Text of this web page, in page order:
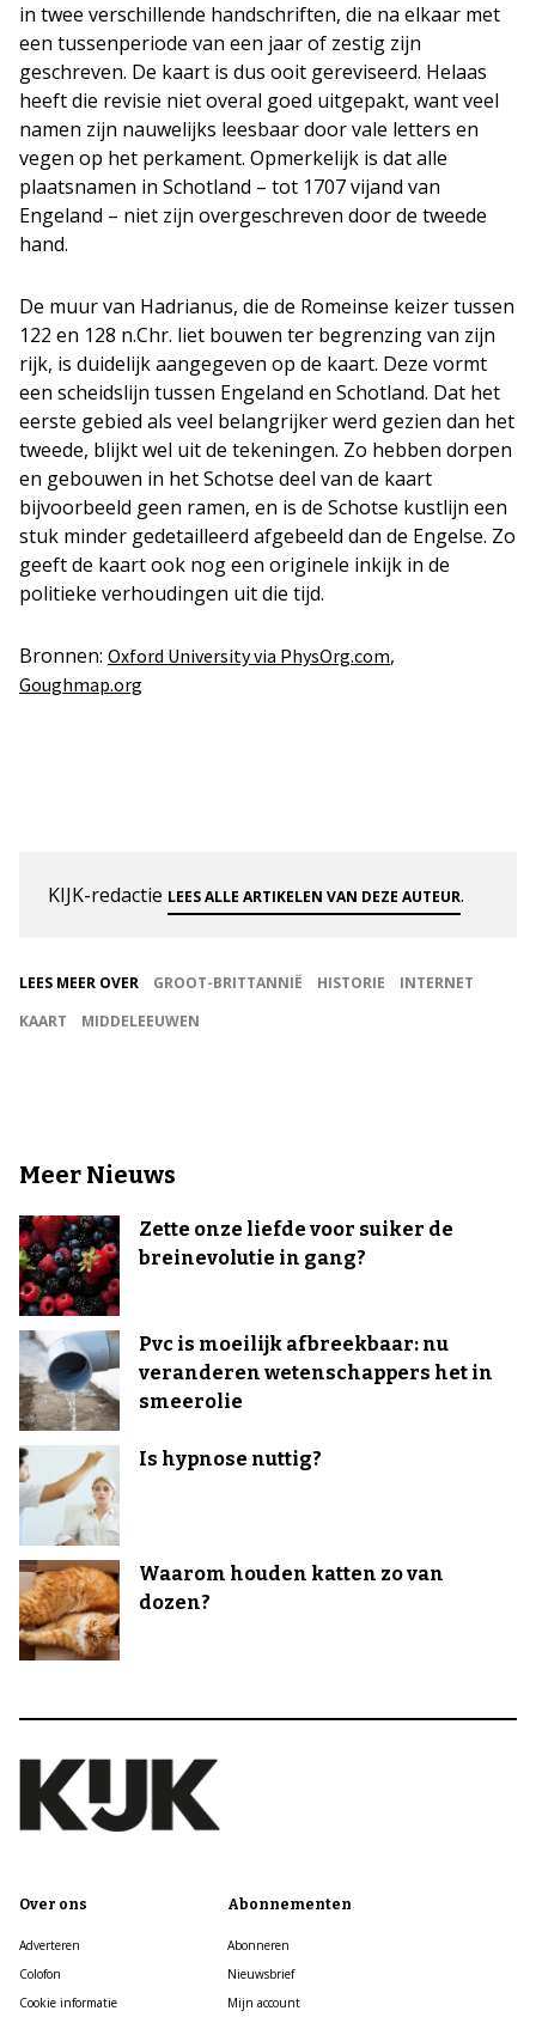
in twee verschillende handschriften, die na elkaar met
een tussenperiode van een jaar of zestig zijn
geschreven. De kaart is dus ooit gereviseerd. Helaas
heeft die revisie niet overal goed uitgepakt, want veel
namen zijn nauwelijks leesbaar door vale letters en
vegen op het perkament. Opmerkelijk is dat alle
plaatsnamen in Schotland – tot 1707 vijand van
Engeland – niet zijn overgeschreven door de tweede
hand.
De muur van Hadrianus, die de Romeinse keizer tussen
122 en 128 n.Chr. liet bouwen ter begrenzing van zijn
rijk, is duidelijk aangegeven op de kaart. Deze vormt
een scheidslijn tussen Engeland en Schotland. Dat het
eerste gebied als veel belangrijker werd gezien dan het
tweede, blijkt wel uit de tekeningen. Zo hebben dorpen
en gebouwen in het Schotse deel van de kaart
bijvoorbeeld geen ramen, en is de Schotse kustlijn een
stuk minder gedetailleerd afgebeeld dan de Engelse. Zo
geeft de kaart ook nog een originele inkijk in de
politieke verhoudingen uit die tijd.
Bronnen: Oxford University via PhysOrg.com,
Goughmap.org
KIJK-redactie LEES ALLE ARTIKELEN VAN DEZE AUTEUR.
LEES MEER OVER GROOT-BRITTANNIË HISTORIE
INTERNET
KAART
MIDDELEEUWEN
Meer Nieuws
Zette onze liefde voor suiker de
breinevolutie in gang?
Pvc is moeilijk afbreekbaar: nu
veranderen wetenschappers het in
smeerolie
Is hypnose nuttig?
Waarom houden katten zo van
dozen?
Over ons
Adverteren
Colofon
Cookie informatie
Abonnementen
Abonneren
Nieuwsbrief
Mijn account